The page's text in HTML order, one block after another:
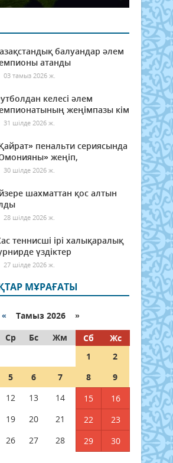
балуандар әлем
атанды
03 тамыз 2026 ж.
келесі әлем
жеңімпазы кім
31 шілде 2026 ж.
пенальти сериясында
жеңіп,
30 шілде 2026 ж.
шахматтан қос алтын
28 шілде 2026 ж.
теннисші ірі халықаралық
үздіктер
27 шілде 2026 ж.
МҰРАҒАТЫ
« Тамыз 2026 »
Ср Бс Жм Сб
Жс
1
2
5 6 7 8
9
12 13 14 15
16
19 20 21 22
23
26 27 28 29
30